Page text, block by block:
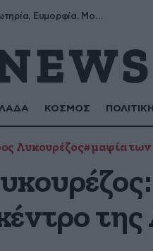
Σωτήρης, Σωτηρία, Ευμορφία, Μορφούλα
ΚΟΣΜΟΣ ΠΟΛΙΤΙΚΗ
Λυκουρέζος#μαφία